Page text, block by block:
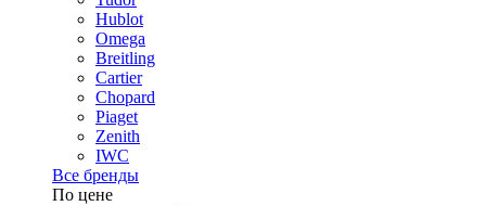
Hublot
Omega
Breitling
Cartier
Chopard
Piaget
Zenith
IWC
Все бренды
По цене